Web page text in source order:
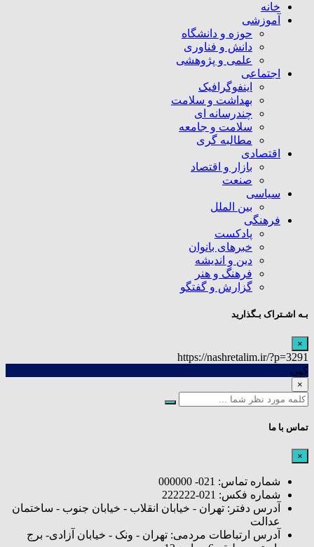
خانه
آموزشی
حوزه و دانشگاه
دانش و فناوری
علمی و پژوهشی
اجتماعی
اینفوگرافیک
بهداشت و سلامت
چندرسانه ای
سلامت و جامعه
مطالبه گری
اقتصادی
بازار و اقتصاد
صنعت
سیاسی
بین الملل
فرهنگی
پادکست
خبرهای بانوان
دین و اندیشه
فرهنگ و هنر
گزارش و گفتگو
بـه اشـتراک بـگذارید
×
https://nashretalim.ir/?p=3291
کپی
×
تماس با ما
×
شماره تماس: 021- 000000
شماره فکس: 021-222222
آدرس دفتر: تهران - خیابان انقلاب - خیابان جنوب - ساختمان
عدالت
آدرس ارتباطات مردمی: تهران - ونک - خیابان آزادی- برج